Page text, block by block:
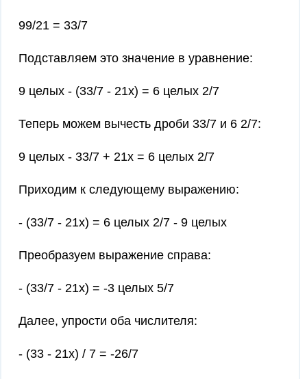
99/21 = 33/7
Подставляем это значение в уравнение:
9 целых - (33/7 - 21x) = 6 целых 2/7
Теперь можем вычесть дроби 33/7 и 6 2/7:
9 целых - 33/7 + 21x = 6 целых 2/7
Приходим к следующему выражению:
- (33/7 - 21x) = 6 целых 2/7 - 9 целых
Преобразуем выражение справа:
- (33/7 - 21x) = -3 целых 5/7
Далее, упрости оба числителя:
- (33 - 21x) / 7 = -26/7